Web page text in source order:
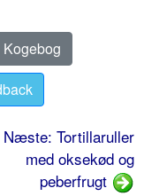
Næste: Tortillaruller
med oksekød og
peberfrugt